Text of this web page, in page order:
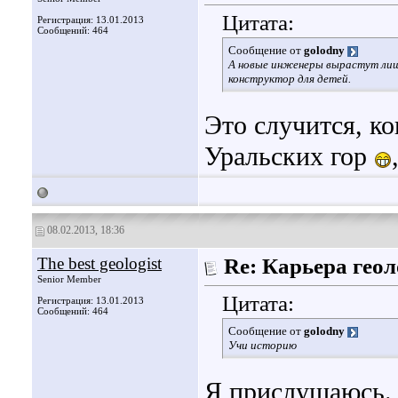
Регистрация: 13.01.2013
Сообщений: 464
Цитата:
Сообщение от golodny
А новые инженеры вырастут
конструктор для детей.
Это случится,
Уральских гор
08.02.2013, 18:36
The best geologist
Senior Member
Регистрация: 13.01.2013
Сообщений: 464
Re: Карьера
Цитата:
Сообщение от golodny
Учи историю